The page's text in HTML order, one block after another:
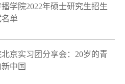
学院2022年硕士研究生招生
名单
北京实习团分享会：20岁的青
中国